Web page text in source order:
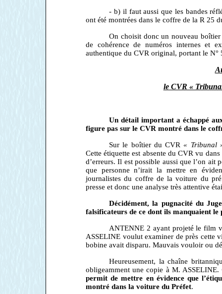
- b) il faut aussi que les bandes
ont été montrées dans le coffre de la R 25
On choisit donc un nouveau boîtier
de cohérence de numéros internes et
authentique du CVR original, portant le N°
le CVR «
Un détail important a échappé
figure pas sur le CVR montré dans le
Sur le boîtier du CVR« Tribunal
Cette étiquette est absente du CVR vu
d’erreurs. Il est possible aussi que l’on ait
que personne n’irait la mettre en
journalistes du coffre de la voiture du
presse et donc une analyse très attentive
Décidément, la pugnacité du
falsificateurs de ce dont ils manquaient le
ANTENNE 2 ayant projeté le film
ASSELINE voulut examiner de près cette
bobine avait disparu. Mauvais vouloir ou
Heureusement, la chaîne
obligeamment une copie à M. ASSELINE.
permit de mettre en évidence que
montré dans la voiture du Préfet.